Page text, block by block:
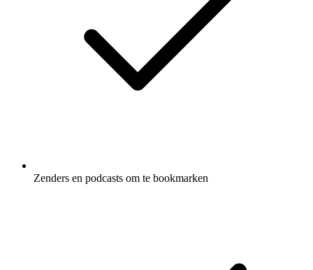
Zenders en podcasts om te bookmarken